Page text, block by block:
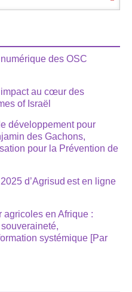
des OSC
au cœur des
of Israël
développement pour
des Gachons,
pour la Prévention de
d’Agrisud est en ligne
agricoles en Afrique :
systémique [Par